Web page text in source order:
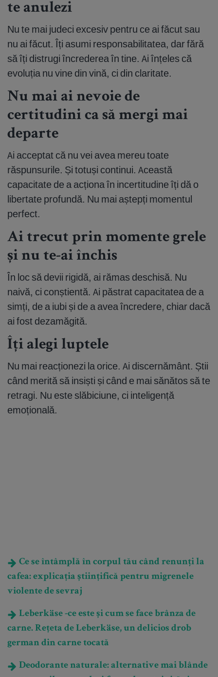
te anulezi
Nu te mai judeci excesiv pentru ce ai făcut sau
nu ai făcut. Îți asumi responsabilitatea, dar fără
să îți distrugi încrederea în tine. Ai înțeles că
evoluția nu vine din vină, ci din claritate.
Nu mai ai nevoie de
certitudini ca să mergi mai
departe
Ai acceptat că nu vei avea mereu toate
răspunsurile. Și totuși continui. Această
capacitate de a acționa în incertitudine îți dă o
libertate profundă. Nu mai aștepți momentul
perfect.
Ai trecut prin momente grele
și nu te-ai închis
În loc să devii rigidă, ai rămas deschisă. Nu
naivă, ci conștientă. Ai păstrat capacitatea de a
simți, de a iubi și de a avea încredere, chiar dacă
ai fost dezamăgită.
Îți alegi luptele
Nu mai reacționezi la orice. Ai discernământ. Știi
când merită să insiști și când e mai sănătos să te
retragi. Nu este slăbiciune, ci inteligență
emoțională.
Ce se întâmplă în corpul tău când renunți la
cafea: explicația științifică pentru migrenele
violente de sevraj
Leberkäse -ce este și cum se face brânza de
carne. Rețeta de Leberkäse, un delicios drob
german din carne tocată
Deodorante naturale: alternative mai blânde